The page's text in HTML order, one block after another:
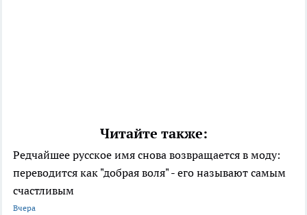
Читайте также:
Редчайшее русское имя снова возвращается в моду:
переводится как "добрая воля" - его называют самым
счастливым
Вчера